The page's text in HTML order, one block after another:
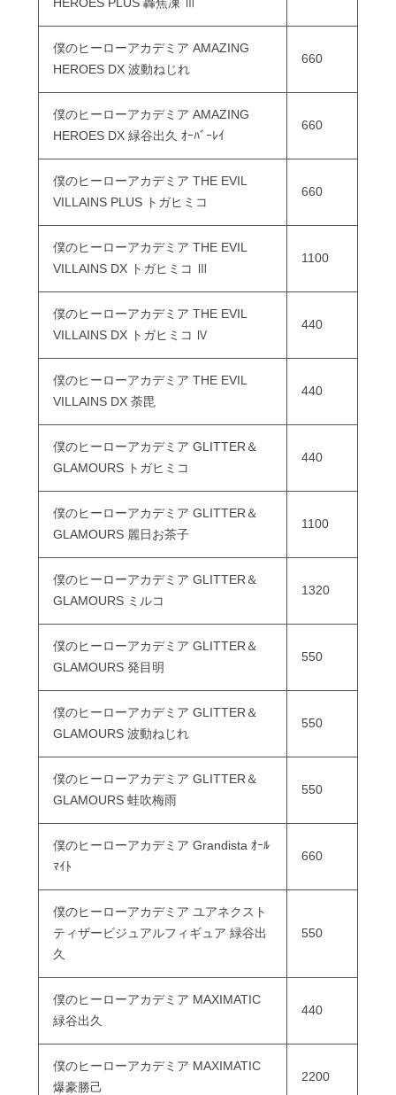
HEROES PLUS 轟焦凍 Ⅲ
僕のヒーローアカデミア AMAZING
HEROES DX 波動ねじれ
660
僕のヒーローアカデミア AMAZING
HEROES DX 緑谷出久 ｵｰﾊﾞｰﾚｲ
660
僕のヒーローアカデミア THE EVIL
VILLAINS PLUS トガヒミコ
660
僕のヒーローアカデミア THE EVIL
VILLAINS DX トガヒミコ Ⅲ
1100
僕のヒーローアカデミア THE EVIL
VILLAINS DX トガヒミコ Ⅳ
440
僕のヒーローアカデミア THE EVIL
VILLAINS DX 荼毘
440
僕のヒーローアカデミア GLITTER＆
GLAMOURS トガヒミコ
440
僕のヒーローアカデミア GLITTER＆
GLAMOURS 麗日お茶子
1100
僕のヒーローアカデミア GLITTER＆
GLAMOURS ミルコ
1320
僕のヒーローアカデミア GLITTER＆
GLAMOURS 発目明
550
僕のヒーローアカデミア GLITTER＆
GLAMOURS 波動ねじれ
550
僕のヒーローアカデミア GLITTER＆
GLAMOURS 蛙吹梅雨
550
僕のヒーローアカデミア Grandista ｵｰﾙ
ﾏｲﾄ
660
僕のヒーローアカデミア ユアネクスト
ティザービジュアルフィギュア 緑谷出
久
550
僕のヒーローアカデミア MAXIMATIC
緑谷出久
440
僕のヒーローアカデミア MAXIMATIC
爆豪勝己
2200